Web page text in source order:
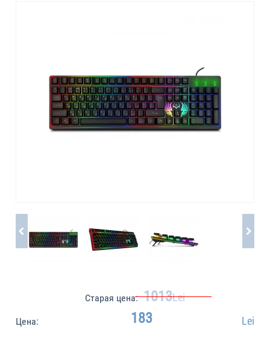
Старая цена: 1013Lei
Цена: 183 Lei